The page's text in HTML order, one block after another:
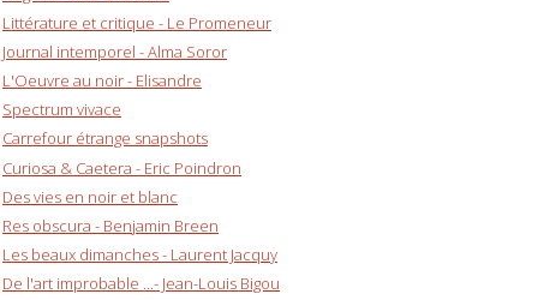
Littérature et critique - Le Promeneur
Journal intemporel - Alma Soror
L'Oeuvre au noir - Elisandre
Spectrum vivace
Carrefour étrange snapshots
Curiosa & Caetera - Eric Poindron
Des vies en noir et blanc
Res obscura - Benjamin Breen
Les beaux dimanches - Laurent Jacquy
De l'art improbable ...- Jean-Louis Bigou